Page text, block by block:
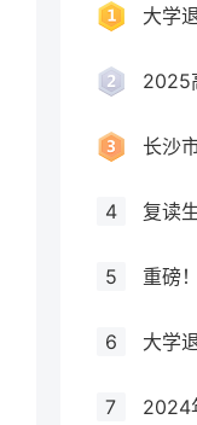
长沙
4 复读
5
6
7